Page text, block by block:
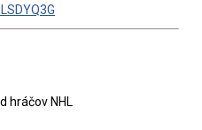
hráčov NHL